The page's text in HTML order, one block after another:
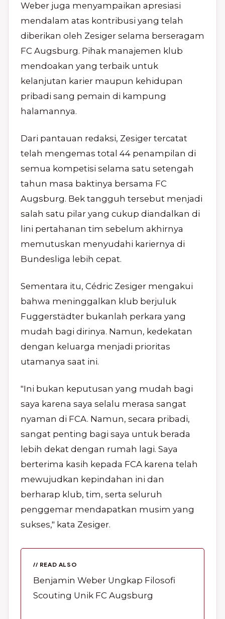
Weber juga menyampaikan apresiasi
mendalam atas kontribusi yang telah
diberikan oleh Zesiger selama berseragam
FC Augsburg. Pihak manajemen klub
mendoakan yang terbaik untuk
kelanjutan karier maupun kehidupan
pribadi sang pemain di kampung
halamannya.
Dari pantauan redaksi, Zesiger tercatat
telah mengemas total 44 penampilan di
semua kompetisi selama satu setengah
tahun masa baktinya bersama FC
Augsburg. Bek tangguh tersebut menjadi
salah satu pilar yang cukup diandalkan di
lini pertahanan tim sebelum akhirnya
memutuskan menyudahi kariernya di
Bundesliga lebih cepat.
Sementara itu, Cédric Zesiger mengakui
bahwa meninggalkan klub berjuluk
Fuggerstädter bukanlah perkara yang
mudah bagi dirinya. Namun, kedekatan
dengan keluarga menjadi prioritas
utamanya saat ini.
"Ini bukan keputusan yang mudah bagi
saya karena saya selalu merasa sangat
nyaman di FCA. Namun, secara pribadi,
sangat penting bagi saya untuk berada
lebih dekat dengan rumah lagi. Saya
berterima kasih kepada FCA karena telah
mewujudkan kepindahan ini dan
berharap klub, tim, serta seluruh
penggemar mendapatkan musim yang
sukses," kata Zesiger.
// READ ALSO
Benjamin Weber Ungkap Filosofi
Scouting Unik FC Augsburg